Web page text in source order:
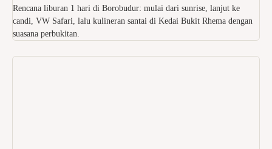
Rencana liburan 1 hari di Borobudur: mulai dari sunrise, lanjut ke
candi, VW Safari, lalu kulineran santai di Kedai Bukit Rhema dengan
suasana perbukitan.